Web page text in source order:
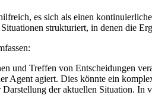
es sich als einen
strukturiert, in denen die
und Treffen von Entscheidungen
Agent agiert. Dies könnte ein
der aktuellen Situation.